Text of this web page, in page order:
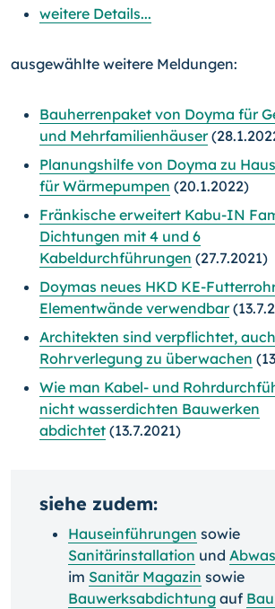
weitere Details...
ausgewählte weitere Meldungen:
Bauherrenpaket von Doyma für
und Mehrfamilienhäuser
Planungshilfe von Doyma zu
für Wärmepumpen (20.1.2022)
Fränkische erweitert Kabu-IN
Dichtungen mit 4 und 6
Kabeldurchführungen (27.7.2021)
Doymas neues HKD KE-
Elementwände verwendbar
Architekten sind verpflichtet,
Rohrverlegung zu überwachen
Wie man Kabel- und
nicht wasserdichten Bauwerken
abdichtet (13.7.2021)
siehe zudem:
Hauseinführungen sowie
Sanitärinstallation und
im Sanitär Magazin sowie
Bauwerksabdichtung auf